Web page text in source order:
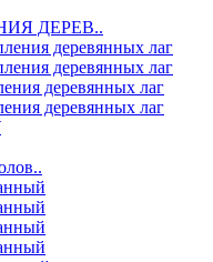
ДЕРЕВ..
деревянных лаг
деревянных лаг
деревянных лаг
деревянных лаг